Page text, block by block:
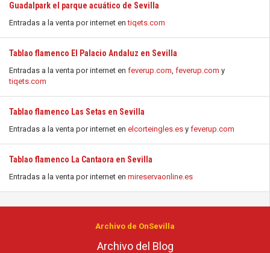
Guadalpark el parque acuático de Sevilla
Entradas a la venta por internet entiqets.com
Tablao flamenco El Palacio Andaluz en Sevilla
Entradas a la venta por internet en feverup.com, feverup.com y
tiqets.com
Tablao flamenco Las Setas en Sevilla
Entradas a la venta por internet en elcorteingles.es y feverup.com
Tablao flamenco La Cantaora en Sevilla
Entradas a la venta por internet en mireservaonline.es
Archivo de OnSevilla
Archivo del Blog